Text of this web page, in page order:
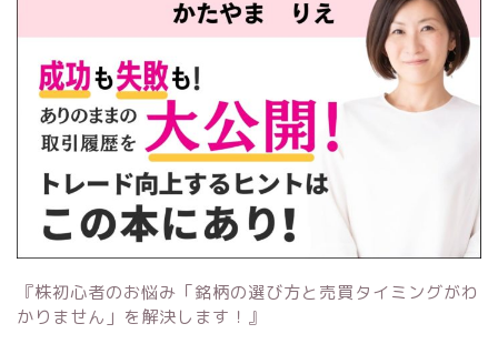
『株初心者のお悩み「銘柄の選び方と売買タイミングがわ
かりません」を解決します！』